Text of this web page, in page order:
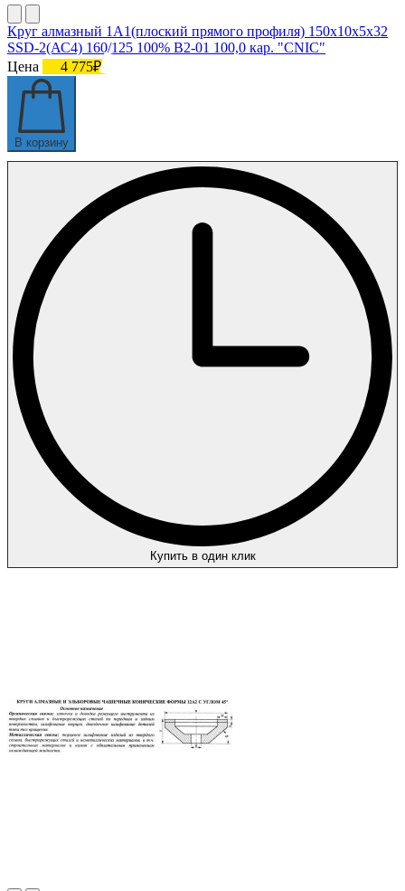
Круг алмазный 1А1(плоский прямого профиля) 150х10х5х32
SSD-2(АС4) 160/125 100% В2-01 100,0 кар. "CNIC"
Цена
4 775₽
В корзину
Купить в один клик